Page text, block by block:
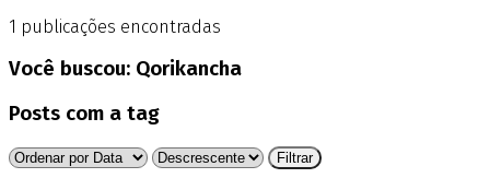
1 publicações encontradas
Você buscou: Qorikancha
Posts com a tag